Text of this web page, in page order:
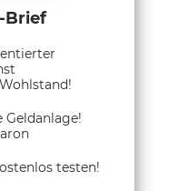
Brief
testen!